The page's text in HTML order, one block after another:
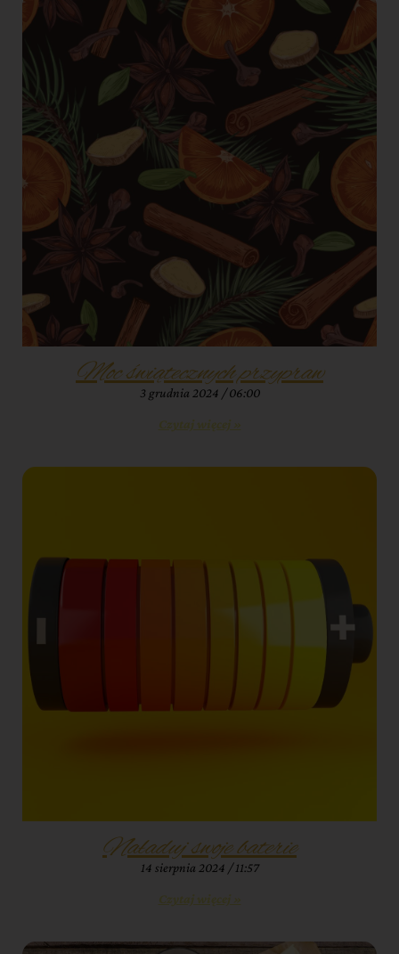
Moc świątecznych przypraw
3 grudnia 2024 06:00
Czytaj więcej »
Naładuj swoje baterie
14 sierpnia 2024 11:57
Czytaj więcej »